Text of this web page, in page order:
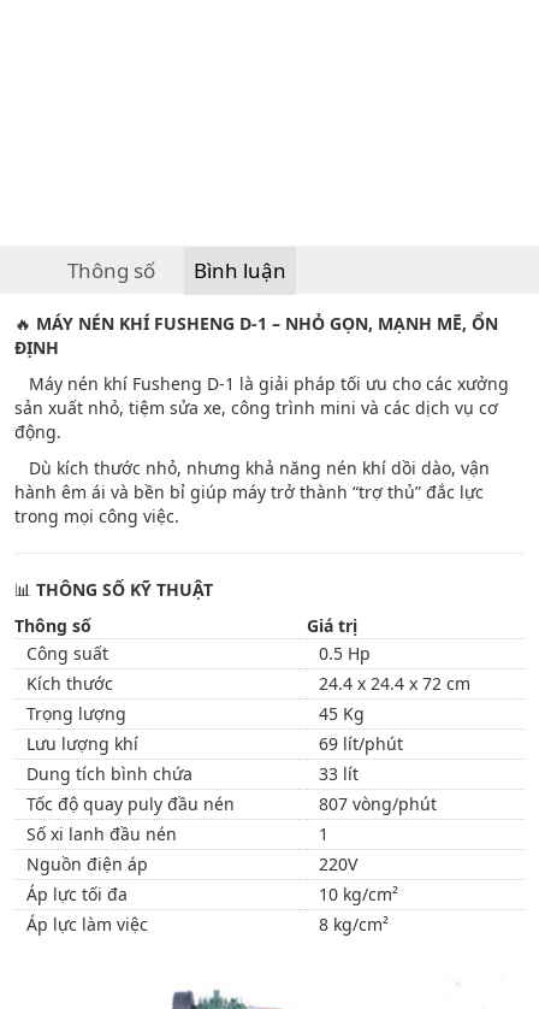
Thông số Bình luận
🔥 MÁY NÉN KHÍ FUSHENG D-1 – NHỎ GỌN, MẠNH MẼ, ỔN
ĐỊNH
Máy nén khí Fusheng D-1 là giải pháp tối ưu cho các xưởng
sản xuất nhỏ, tiệm sửa xe, công trình mini và các dịch vụ cơ
động.
Dù kích thước nhỏ, nhưng khả năng nén khí dồi dào, vận
hành êm ái và bền bỉ giúp máy trở thành “trợ thủ” đắc lực
trong mọi công việc.
📊 THÔNG SỐ KỸ THUẬT
Thông số
Giá trị
Công suất
0.5 Hp
Kích thước
24.4 x 24.4 x 72 cm
Trọng lượng
45 Kg
Lưu lượng khí
69 lít/phút
Dung tích bình chứa
33 lít
Tốc độ quay puly đầu nén
807 vòng/phút
Số xi lanh đầu nén
1
Nguồn điện áp
220V
Áp lực tối đa
10 kg/cm²
Áp lực làm việc
8 kg/cm²